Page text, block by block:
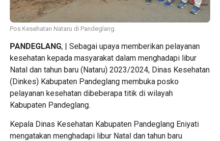
Pos Kesehatan Nataru di Pandeglang.
PANDEGLANG, | Sebagai upaya memberikan pelayanan
kesehatan kepada masyarakat dalam menghadapi libur
Natal dan tahun baru (Nataru) 2023/2024, Dinas Kesehatan
(Dinkes) Kabupaten Pandeglang membuka posko
pelayanan kesehatan dibeberapa titik di wilayah
Kabupaten Pandeglang.
Kepala Dinas Kesehatan Kabupaten Pandeglang Eniyati
mengatakan menghadapi libur Natal dan tahun baru